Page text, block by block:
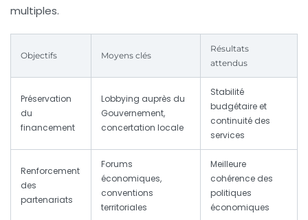
multiples.
Objectifs Moyens clés
Résultats
attendus
Préservation
du
financement
Lobbying auprès du
Gouvernement,
concertation locale
Stabilité
budgétaire et
continuité des
services
Renforcement
des
partenariats
Forums
économiques,
conventions
territoriales
Meilleure
cohérence des
politiques
économiques